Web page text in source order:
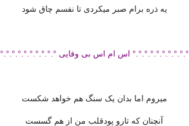
یه ذره برام صبر میکردی تا نفسم چاق شود
°.°.°.°.°.°.°.°.°.° اس ام اس بی وفایی °.°.°.°.°.°.°.°.°.°
میروم اما بدان یک سنگ هم خواهد شکست
آنچنان که تارو پودقلب من از هم گسست